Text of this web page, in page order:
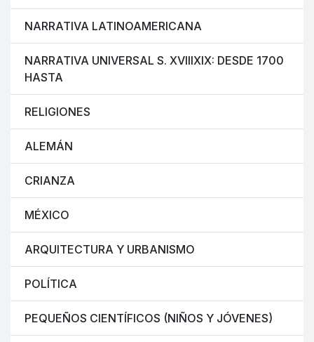
NARRATIVA LATINOAMERICANA
NARRATIVA UNIVERSAL S. XVIIIXIX: DESDE 1700
HASTA
RELIGIONES
ALEMÁN
CRIANZA
MÉXICO
ARQUITECTURA Y URBANISMO
POLÍTICA
PEQUEÑOS CIENTÍFICOS (NIÑOS Y JÓVENES)